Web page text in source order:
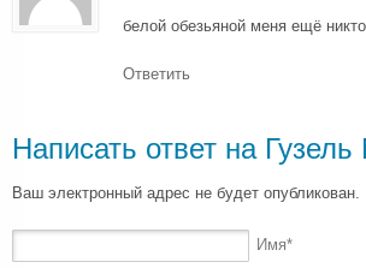
белой обезьяной меня ещё
Ответить
Написать ответ на
Ваш электронный адрес не будет
Имя*